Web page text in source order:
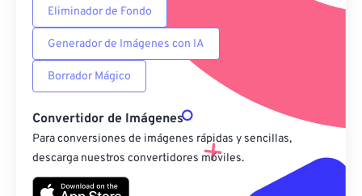
Eliminador de Fondo
Generador de Imágenes con IA
Borrador Mágico
Convertidor de Imágenes
Para conversiones de imágenes rápidas y sencillas,
descarga nuestros convertidores móviles.